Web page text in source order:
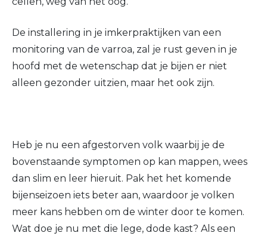
De installering in je imkerpraktijken van een
monitoring van de varroa, zal je rust geven in je
hoofd met de wetenschap dat je bijen er niet
alleen gezonder uitzien, maar het ook zijn.
Heb je nu een afgestorven volk waarbij je de
bovenstaande symptomen op kan mappen, wees
dan slim en leer hieruit. Pak het het komende
bijenseizoen iets beter aan, waardoor je volken
meer kans hebben om de winter door te komen.
Wat doe je nu met die lege, dode kast? Als een